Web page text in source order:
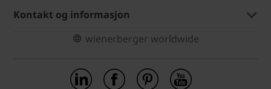
Kontakt og informasjon
wienerberger worldwide